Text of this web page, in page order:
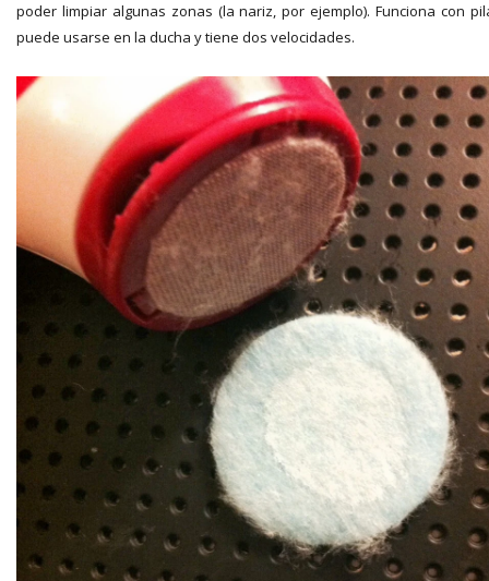
poder limpiar algunas zonas (la nariz, por ejemplo). Funciona con
puede usarse en la ducha y tiene dos velocidades.